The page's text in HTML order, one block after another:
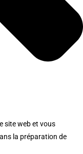
site web et vous
la préparation de